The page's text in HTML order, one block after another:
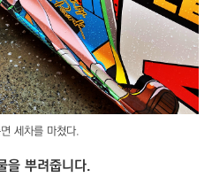
세차를 마쳤다.
을 뿌려줍니다.